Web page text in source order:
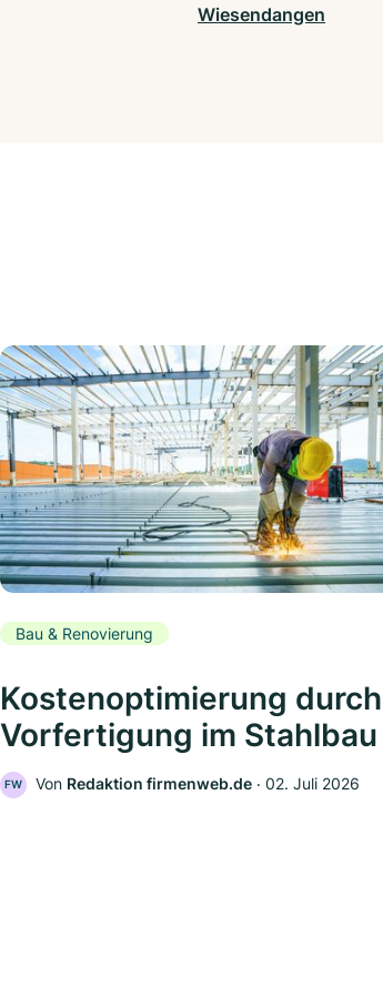
Wiesendangen
Bau & Renovierung
Kostenoptimierung durch
Vorfertigung im Stahlbau
FW Von Redaktion firmenweb.de ‧ 02. Juli 2026